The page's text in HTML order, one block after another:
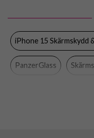
Färg
iPhone 15 Skärmskydd
PanzerGlass